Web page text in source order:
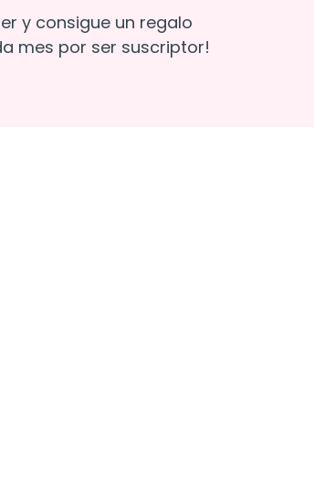
y consigue un regalo
mes por ser suscriptor!